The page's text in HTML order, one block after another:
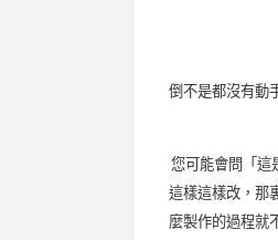
倒不是都沒有動
您可能會問「這
這樣這樣改，那
麼製作的過程就